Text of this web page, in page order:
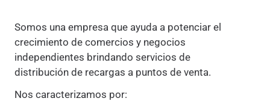
Somos una empresa que ayuda a potenciar el
crecimiento de comercios y negocios
independientes brindando servicios de
distribución de recargas a puntos de venta.
Nos caracterizamos por: